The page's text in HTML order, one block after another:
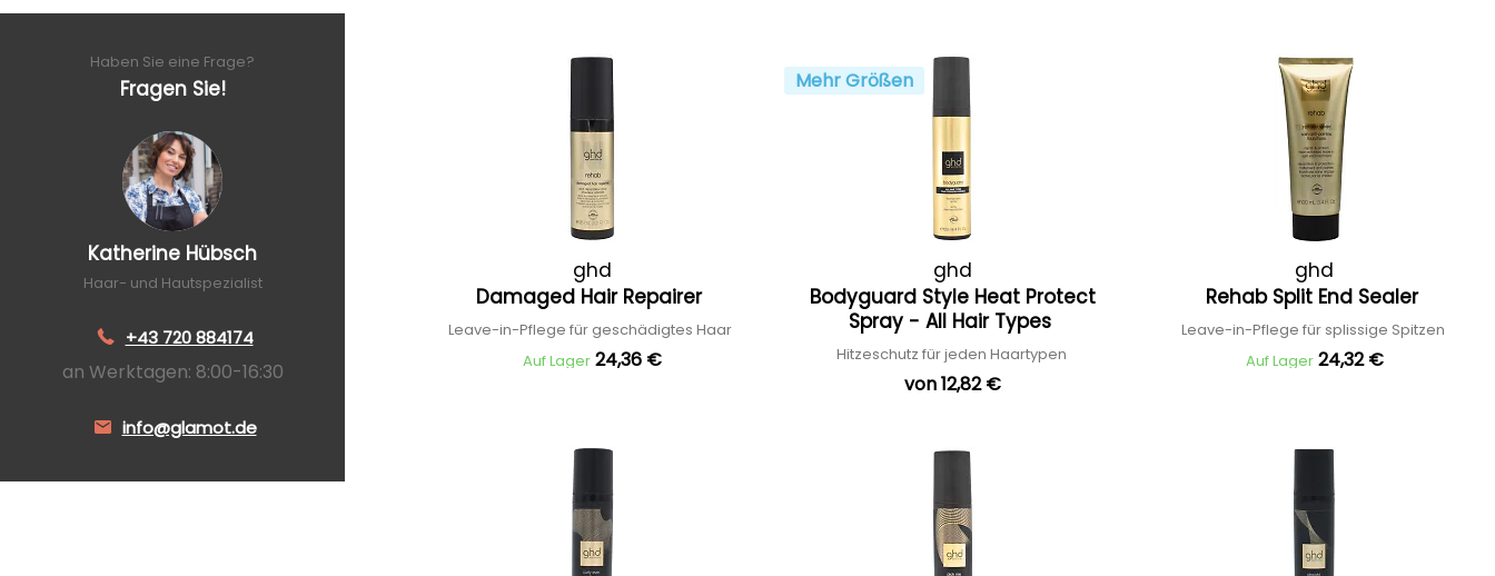
Haben Sie eine Frage?
Fragen Sie!
Katherine Hübsch
Haar- und Hautspezialist
+43 720 884174
an Werktagen: 8:00-16:30
info@glamot.de
ghd
Damaged Hair Repairer
Leave-in-Pflege für geschädigtes Haar
Auf Lager 24,36 €
Mehr Größen
ghd
Bodyguard Style Heat Protect
Spray - All Hair Types
Hitzeschutz für jeden Haartypen
von 12,82 €
ghd
Rehab Split End Sealer
Leave-in-Pflege für splissige Spitzen
Auf Lager 24,32 €